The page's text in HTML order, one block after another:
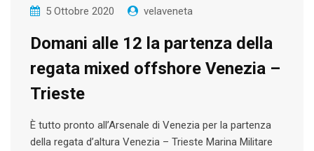
5 Ottobre 2020 velaveneta
Domani alle 12 la partenza della
regata mixed offshore Venezia –
Trieste
È tutto pronto all’Arsenale di Venezia per la partenza
della regata d’altura Venezia – Trieste Marina Militare